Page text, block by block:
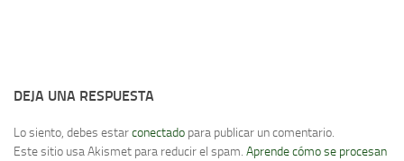
DEJA UNA RESPUESTA
Lo siento, debes estarconectado para publicar un comentario.
Este sitio usa Akismet para reducir el spam. Aprende cómo se procesan